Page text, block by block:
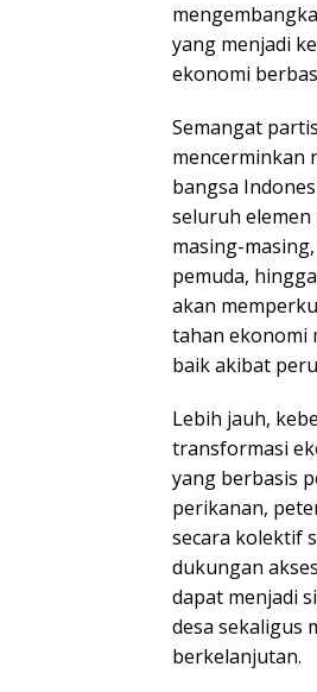
yang menjadi
ekonomi
Semangat
mencerminkan
bangsa
seluruh
masing-
pemuda,
akan
tahan ekonomi
baik akibat
Lebih jauh,
transformasi
yang berbasis
perikanan,
secara kolektif
dukungan
dapat menjadi
desa sekaligus
berkelanjutan.